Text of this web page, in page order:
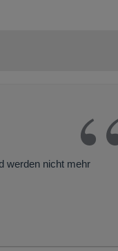
werden nicht mehr